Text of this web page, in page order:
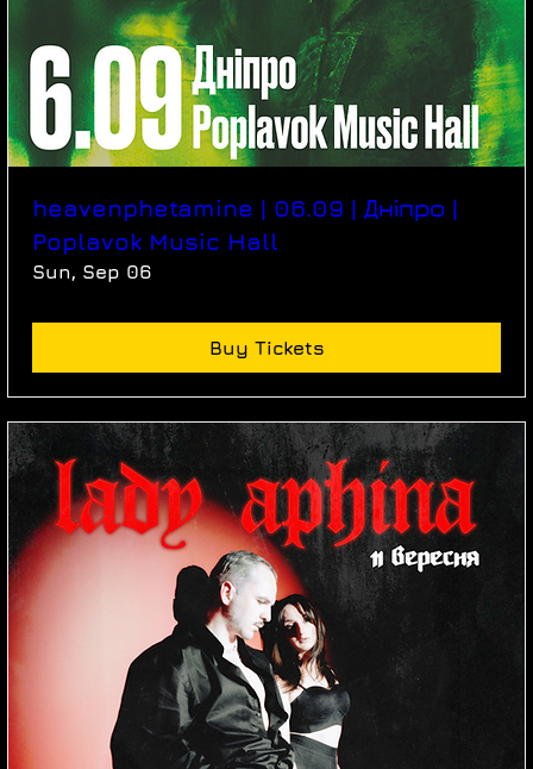
heavenphetamine | 06.09 | Дніпро |
Poplavok Music Hall
Sun, Sep 06
Buy Tickets